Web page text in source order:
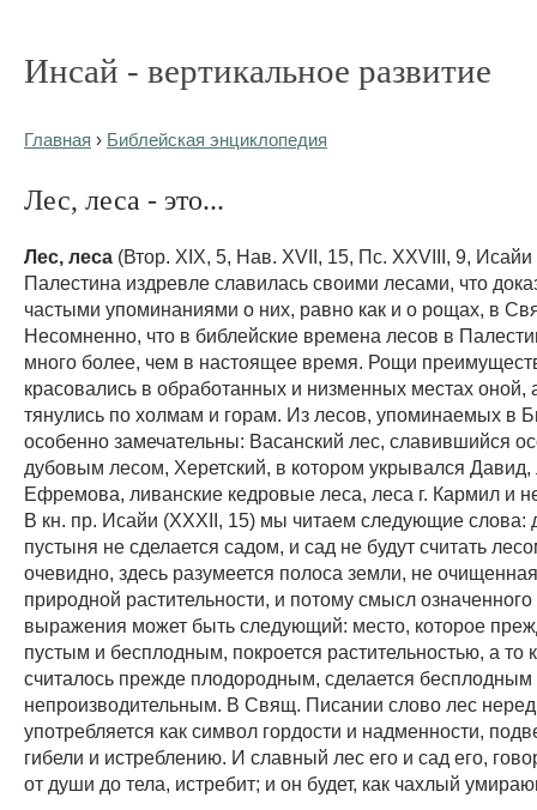
Инсай - вертикальное развитие
Главная › Библейская энциклопедия
Лес, леса - это...
Лес, леса (Втор. XIX, 5, Нав. XVII, 15, Пс. XXVIII, 9, Исайи
Палестина издревле славилась своими лесами, что
частыми упоминаниями о них, равно как и о рощах, в
Несомненно, что в библейские времена лесов в
много более, чем в настоящее время. Рощи
красовались в обработанных и низменных местах оной,
тянулись по холмам и горам. Из лесов, упоминаемых в
особенно замечательны: Васанский лес, славившийся
дубовым лесом, Херетский, в котором укрывался Давид,
Ефремова, ливанские кедровые леса, леса г. Кармил и
В кн. пр. Исайи (XXXII, 15) мы читаем следующие слова:
пустыня не сделается садом, и сад не будут считать
очевидно, здесь разумеется полоса земли, не
природной растительности, и потому смысл означенного
выражения может быть следующий: место, которое
пустым и бесплодным, покроется растительностью, а то
считалось прежде плодородным, сделается бесплодным
непроизводительным. В Свящ. Писании слово лес
употребляется как символ гордости и надменности,
гибели и истреблению. И славный лес его и сад его,
от души до тела, истребит; и он будет, как чахлый